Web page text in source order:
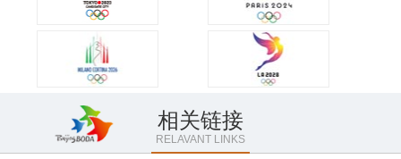
相关链接
RELAVANT LINKS